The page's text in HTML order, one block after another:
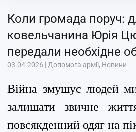
Коли громада поруч:
ковельчанина Юрія
передали необхідне
03.04.2026 | Допомога армії, Новини
Війна змушує людей
залишати звичне
повсякденний одяг на